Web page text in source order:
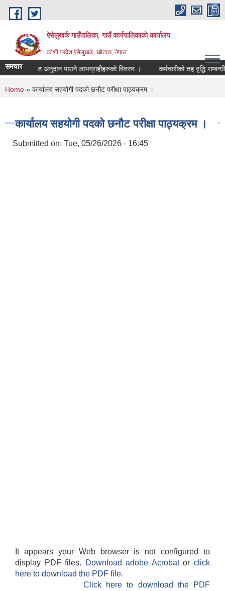
Skip to main content
ऐसेलुखर्क गाउँपालिका, गाउँ कार्यपालिकाको कार्यालय
कोशी प्रदेश,ऐसेलुखर्क, खोटाङ, नेपाल
समचार अनुदान पाउने लाभग्राहीहरुको विवरण । कर्मचारीको तह वृद्धि सम्बन्धी
You are here
Home » कार्यालय सहयोगी पदको छनौट परीक्षा पाठ्यक्रम ।
कार्यालय सहयोगी पदको छनौट परीक्षा पाठ्यक्रम ।
Submitted on: Tue, 05/26/2026 - 16:45
It appears your Web browser is not configured to
display PDF files.
Download adobe Acrobatorclick
here to download the PDF file.
Click here to download the PDF